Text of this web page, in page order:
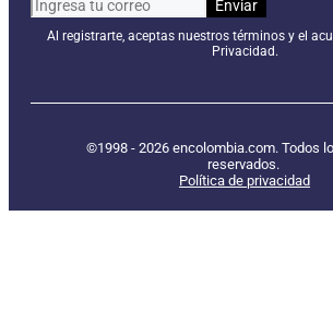
Al registrarte, aceptas nuestros términos y el
Privacidad.
©1998 - 2026 encolombia.com. Todos
reservados.
Política de privacidad